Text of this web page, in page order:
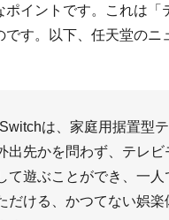
ポイントです。これは「
です。以下、任天堂のニ
は、家庭用据置型
出先かを問わず、テレ
て遊ぶことができ、一
だける、かつてない娯